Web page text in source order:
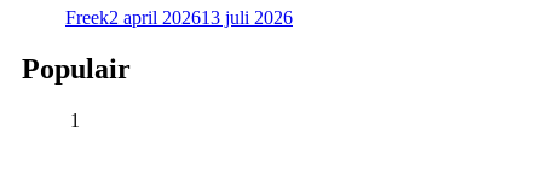
Freek2 april 202613 juli 2026
Populair
1